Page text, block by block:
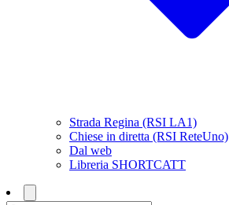
Strada Regina (RSI LA1)
Chiese in diretta (RSI ReteUno)
Dal web
Libreria SHORTCATT